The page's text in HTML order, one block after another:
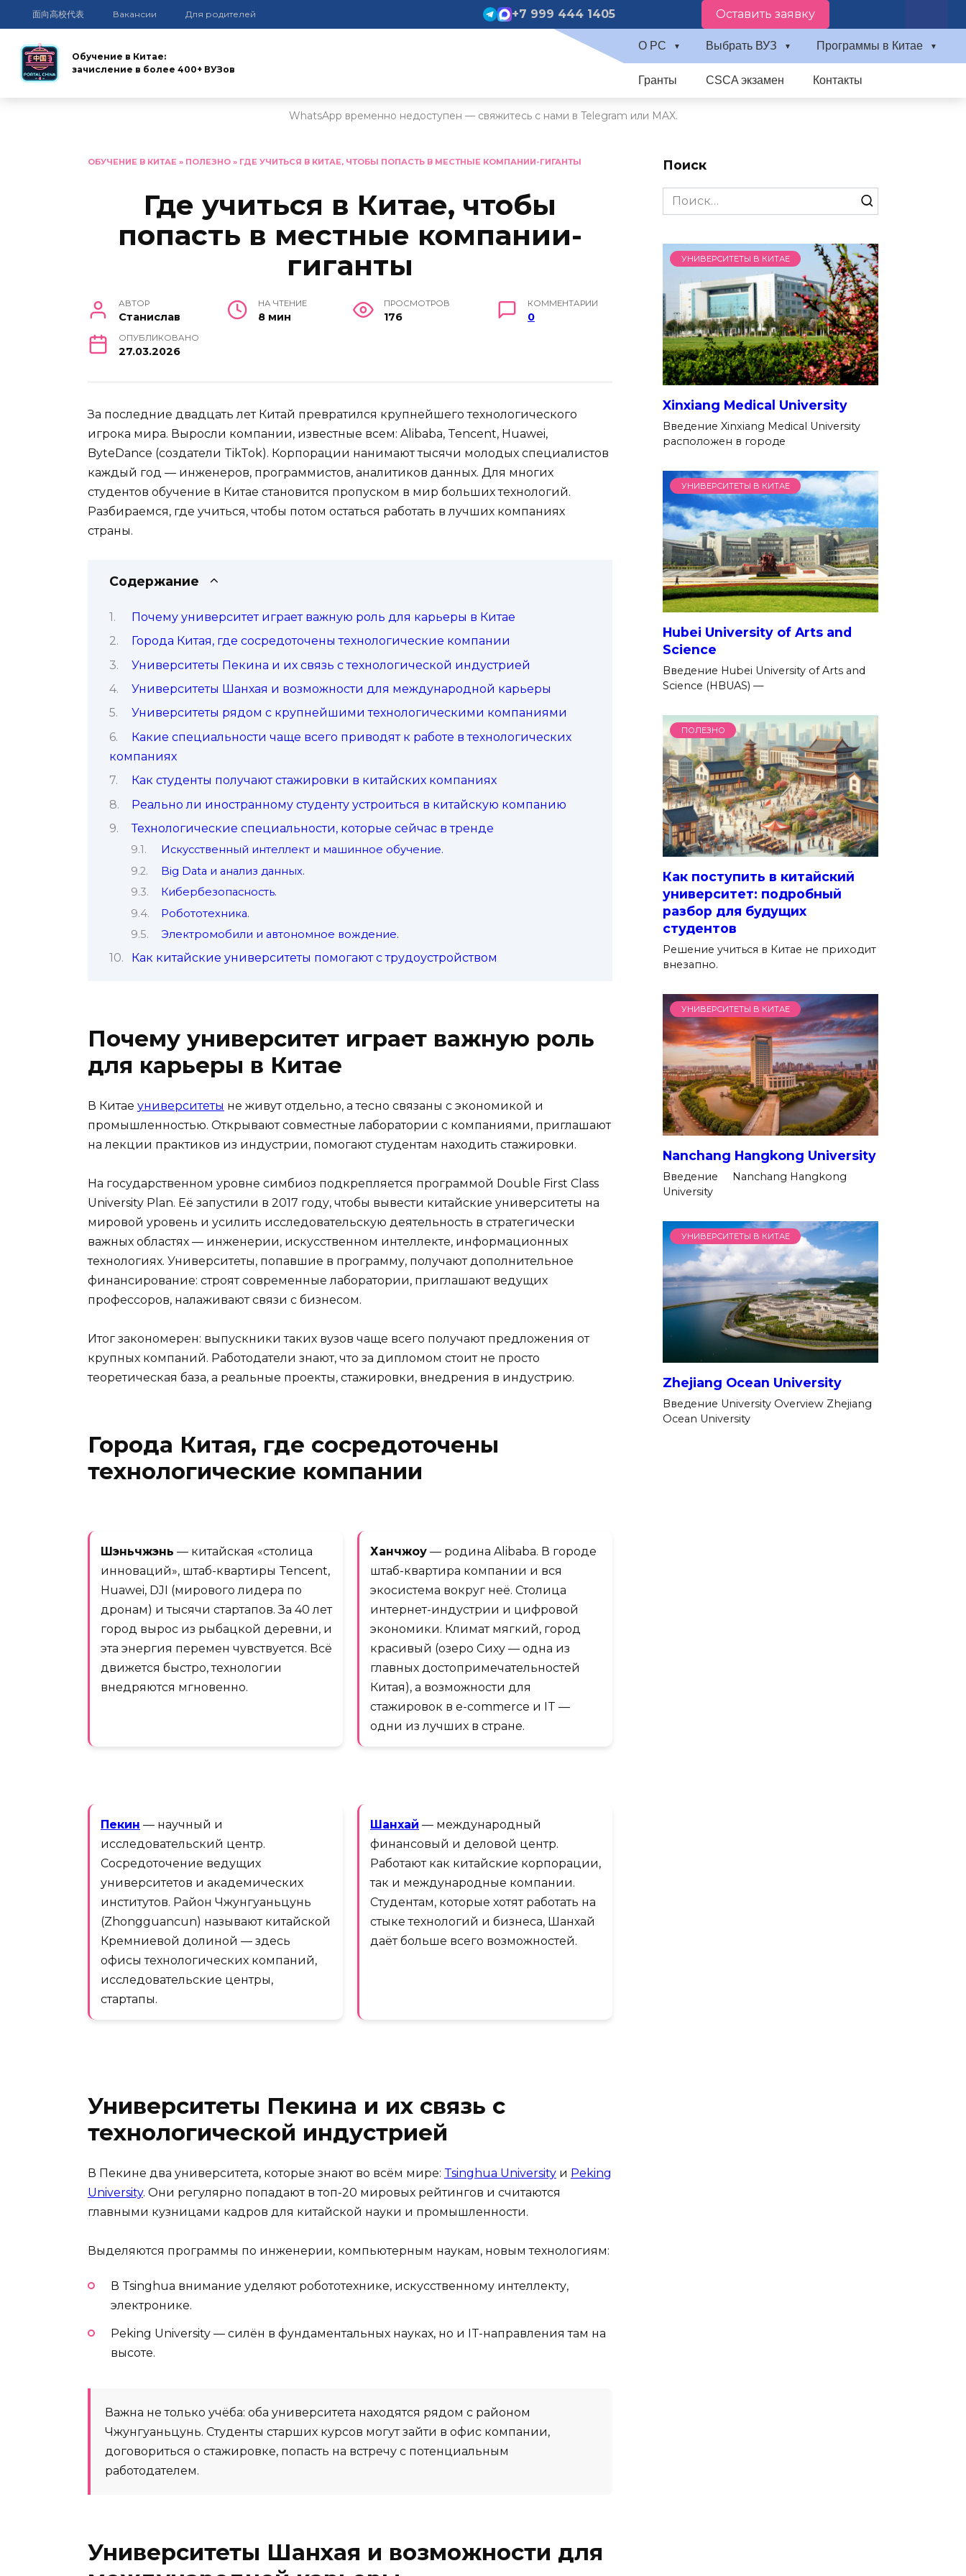
面向高校代表 Вакансии Для родителей +7 999 444 1405 Оставить заявку
Обучение в Китае:
зачисление в более 400+ ВУЗов
О PC Выбрать ВУЗ Программы в Китае
Гранты CSCA экзамен Контакты
WhatsApp временно недоступен — свяжитесь с нами в Telegram или MAX.
ОБУЧЕНИЕ В КИТАЕ » ПОЛЕЗНО » ГДЕ УЧИТЬСЯ В КИТАЕ, ЧТОБЫ ПОПАСТЬ В МЕСТНЫЕ КОМПАНИИ-ГИГАНТЫ
Где учиться в Китае, чтобы
попасть в местные компании-
гиганты
АВТОР
Станислав
НА ЧТЕНИЕ
8 мин
ПРОСМОТРОВ
176
КОММЕНТАРИИ
0
ОПУБЛИКОВАНО
27.03.2026
За последние двадцать лет Китай превратился крупнейшего технологического
игрока мира. Выросли компании, известные всем: Alibaba, Tencent, Huawei,
ByteDance (создатели TikTok). Корпорации нанимают тысячи молодых специалистов
каждый год — инженеров, программистов, аналитиков данных. Для многих
студентов обучение в Китае становится пропуском в мир больших технологий.
Разбираемся, где учиться, чтобы потом остаться работать в лучших компаниях
страны.
Содержание
Почему университет играет важную роль для карьеры в Китае
Города Китая, где сосредоточены технологические компании
Университеты Пекина и их связь с технологической индустрией
Университеты Шанхая и возможности для международной карьеры
Университеты рядом с крупнейшими технологическими компаниями
Какие специальности чаще всего приводят к работе в технологических
компаниях
Как студенты получают стажировки в китайских компаниях
Реально ли иностранному студенту устроиться в китайскую компанию
Технологические специальности, которые сейчас в тренде
Искусственный интеллект и машинное обучение.
Big Data и анализ данных.
Кибербезопасность.
Робототехника.
Электромобили и автономное вождение.
Как китайские университеты помогают с трудоустройством
Почему университет играет важную роль
для карьеры в Китае
В Китае университеты не живут отдельно, а тесно связаны с экономикой и
промышленностью. Открывают совместные лаборатории с компаниями, приглашают
на лекции практиков из индустрии, помогают студентам находить стажировки.
На государственном уровне симбиоз подкрепляется программой Double First Class
University Plan. Её запустили в 2017 году, чтобы вывести китайские университеты на
мировой уровень и усилить исследовательскую деятельность в стратегически
важных областях — инженерии, искусственном интеллекте, информационных
технологиях. Университеты, попавшие в программу, получают дополнительное
финансирование: строят современные лаборатории, приглашают ведущих
профессоров, налаживают связи с бизнесом.
Итог закономерен: выпускники таких вузов чаще всего получают предложения от
крупных компаний. Работодатели знают, что за дипломом стоит не просто
теоретическая база, а реальные проекты, стажировки, внедрения в индустрию.
Города Китая, где сосредоточены
технологические компании
Шэньчжэнь — китайская «столица
инноваций», штаб-квартиры Tencent,
Huawei, DJI (мирового лидера по
дронам) и тысячи стартапов. За 40 лет
город вырос из рыбацкой деревни, и
эта энергия перемен чувствуется. Всё
движется быстро, технологии
внедряются мгновенно.
Ханчжоу — родина Alibaba. В городе
штаб-квартира компании и вся
экосистема вокруг неё. Столица
интернет-индустрии и цифровой
экономики. Климат мягкий, город
красивый (озеро Сиху — одна из
главных достопримечательностей
Китая), а возможности для
стажировок в e-commerce и IT —
одни из лучших в стране.
Пекин — научный и
исследовательский центр.
Сосредоточение ведущих
университетов и академических
институтов. Район Чжунгуаньцунь
(Zhongguancun) называют китайской
Кремниевой долиной — здесь
офисы технологических компаний,
исследовательские центры,
стартапы.
Шанхай — международный
финансовый и деловой центр.
Работают как китайские корпорации,
так и международные компании.
Студентам, которые хотят работать на
стыке технологий и бизнеса, Шанхай
даёт больше всего возможностей.
Университеты Пекина и их связь с
технологической индустрией
В Пекине два университета, которые знают во всём мире: Tsinghua University и Peking
University. Они регулярно попадают в топ-20 мировых рейтингов и считаются
главными кузницами кадров для китайской науки и промышленности.
Выделяются программы по инженерии, компьютерным наукам, новым технологиям:
В Tsinghua внимание уделяют робототехнике, искусственному интеллекту,
электронике.
Peking University — силён в фундаментальных науках, но и IT-направления там на
высоте.
Важна не только учёба: оба университета находятся рядом с районом
Чжунгуаньцунь. Студенты старших курсов могут зайти в офис компании,
договориться о стажировке, попасть на встречу с потенциальным
работодателем.
Университеты Шанхая и возможности для
Поиск
Search
for:
УНИВЕРСИТЕТЫ В КИТАЕ
Xinxiang Medical University
Введение Xinxiang Medical University
расположен в городе
УНИВЕРСИТЕТЫ В КИТАЕ
Hubei University of Arts and
Science
Введение Hubei University of Arts and
Science (HBUAS) —
ПОЛЕЗНО
Как поступить в китайский
университет: подробный
разбор для будущих
студентов
Решение учиться в Китае не приходит
внезапно.
УНИВЕРСИТЕТЫ В КИТАЕ
Nanchang Hangkong University
Введение Nanchang Hangkong
University
УНИВЕРСИТЕТЫ В КИТАЕ
Zhejiang Ocean University
Введение University Overview Zhejiang
Ocean University